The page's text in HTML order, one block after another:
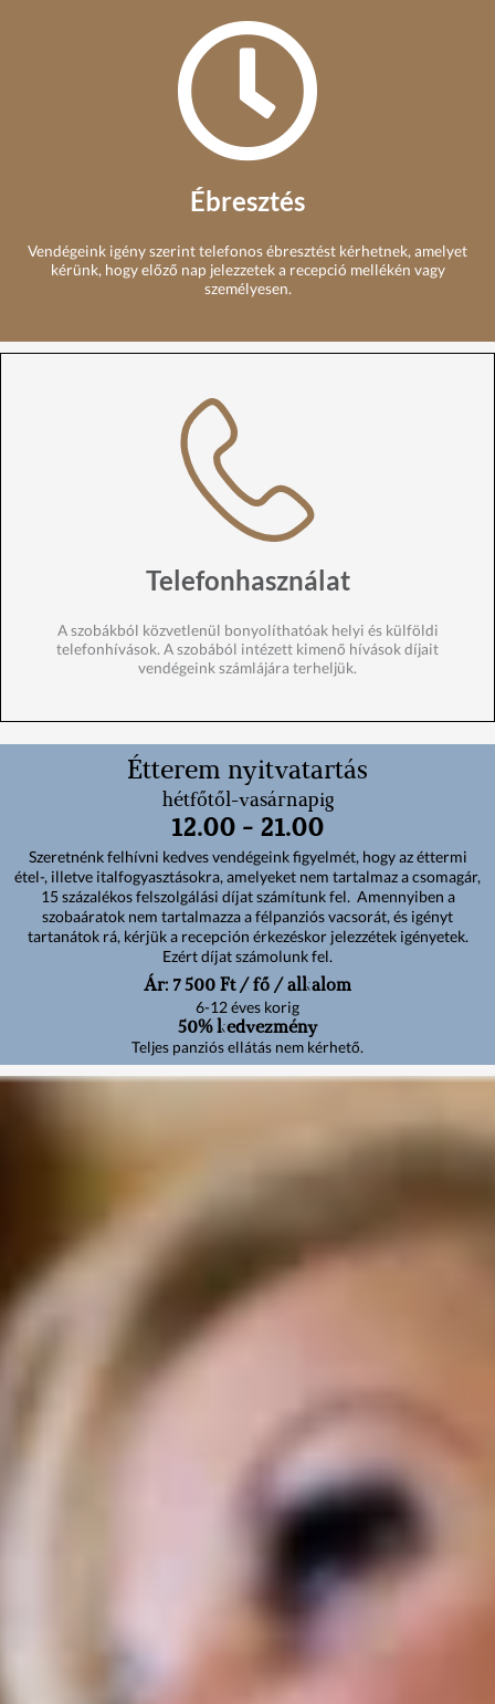
Ébresztés
Vendégeink igény szerint telefonos ébresztést kérhetnek, amelyet
kérünk, hogy előző nap jelezzetek a recepció mellékén vagy
személyesen.
Telefon
Telefonhasználat
A szobákból közvetlenül bonyolíthatóak helyi és külföldi
telefonhívások. A szobából intézett kimenő hívások díjait
vendégeink számlájára terheljük.
Étterem nyitvatartás
hétfőtől-vasárnapig
12.00 - 21.00
Szeretnénk felhívni kedves vendégeink figyelmét, hogy az éttermi
étel-, illetve italfogyasztásokra, amelyeket nem tartalmaz a csomagár,
15 százalékos felszolgálási díjat számítunk fel. Amennyiben a
szobaáratok nem tartalmazza a félpanziós vacsorát, és igényt
tartanátok rá, kérjük a recepción érkezéskor jelezzétek igényetek.
Ezért díjat számolunk fel.
Ár: 7 500 Ft / fő / alkalom
6-12 éves korig
50% kedvezmény
Teljes panziós ellátás nem kérhető.